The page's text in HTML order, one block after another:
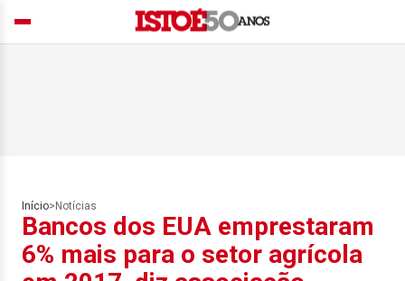
Início> Notícias
Bancos dos EUA emprestaram
6% mais para o setor agrícola